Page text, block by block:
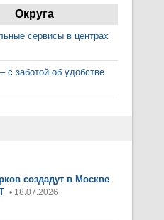
Округа
сервисы в центрах
с заботой об удобстве
создадут в Москве
• 18.07.2026